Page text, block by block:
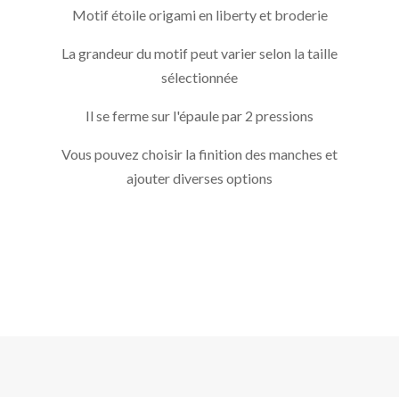
Motif étoile origami en liberty et broderie
La grandeur du motif peut varier selon la taille
sélectionnée
Il se ferme sur l'épaule par 2 pressions
Vous pouvez choisir la finition des manches et
ajouter diverses options